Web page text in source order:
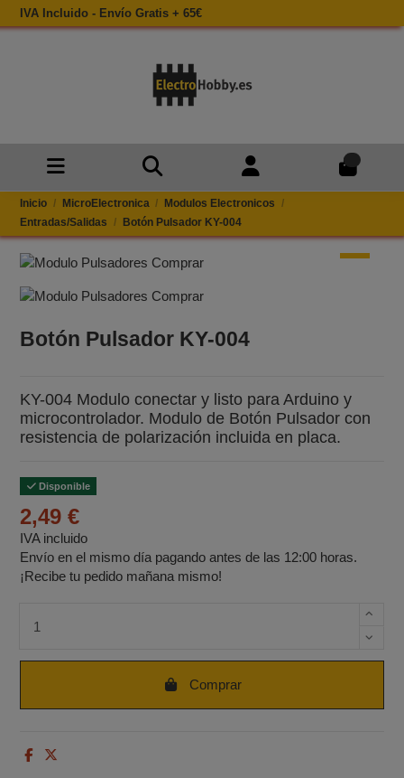
IVA Incluido - Envío Gratis + 65€
Inicio MicroElectronica
Modulos Electronicos
Entradas/Salidas
Botón Pulsador KY-004
Botón Pulsador KY-004
KY-004 Modulo conectar y listo para Arduino y
microcontrolador. Modulo de Botón Pulsador con
resistencia de polarización incluida en placa.
Disponible
2,49 €
IVA incluido
Envío en el mismo día pagando antes de las 12:00 horas.
¡Recibe tu pedido mañana mismo!
Comprar